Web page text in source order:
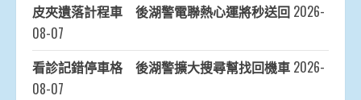
皮夾遺落計程車 後湖警電聯熱心運將秒送回 2026-
08-07
看診記錯停車格 後湖警擴大搜尋幫找回機車 2026-
08-07